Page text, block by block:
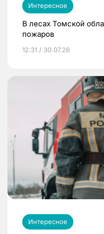
Интересное
В лесах Томской
пожаров
12:31 / 30.07.26
Интересное